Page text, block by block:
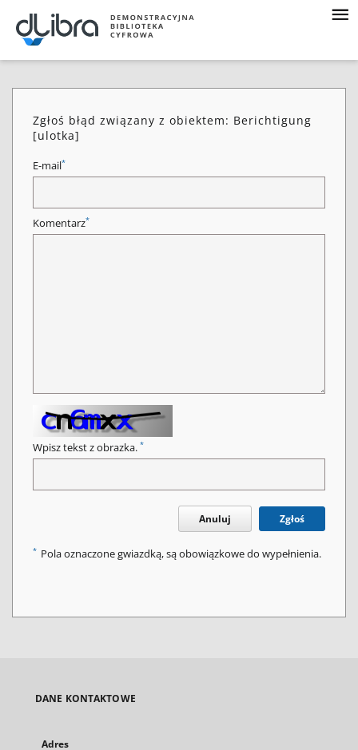
Zgłoś błąd związany z obiektem: Berichtigung
[ulotka]
E-mail*
Komentarz*
Wpisz tekst z obrazka. *
Anuluj Zgłoś
* Pola oznaczone gwiazdką, są obowiązkowe do wypełnienia.
DANE KONTAKTOWE
Adres